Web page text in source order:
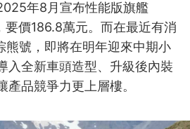
年8月宣布性能版旗艦
要價186.8萬元。而在最近有消
號，即將在明年迎來中期小
入全新車頭造型、升級後內裝
產品競爭力更上層樓。